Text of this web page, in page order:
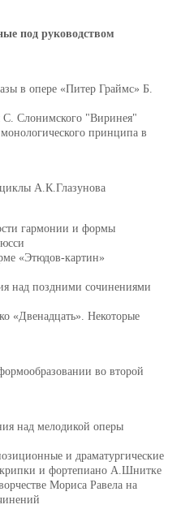
под руководством
в опере «Питер Граймс» Б.
Слонимского "Виринея"
принципа в
А.К.Глазунова
гармонии и формы
«Этюдов-картин»
над поздними сочинениями
«Двенадцать». Некоторые
во второй
над мелодикой оперы
и драматургические
и фортепиано А.Шнитке
Мориса Равела на